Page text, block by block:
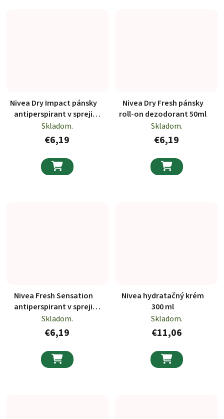
Nivea Dry Impact pánsky
antiperspirant v spreji
150ml
Skladom.
€6,19

Nivea Dry Fresh pánsky
roll-on dezodorant 50ml
Skladom.
€6,19

Nivea Fresh Sensation
antiperspirant v spreji
150ml
Skladom.
€6,19

Nivea hydratačný krém
300 ml
Skladom.
€11,06
